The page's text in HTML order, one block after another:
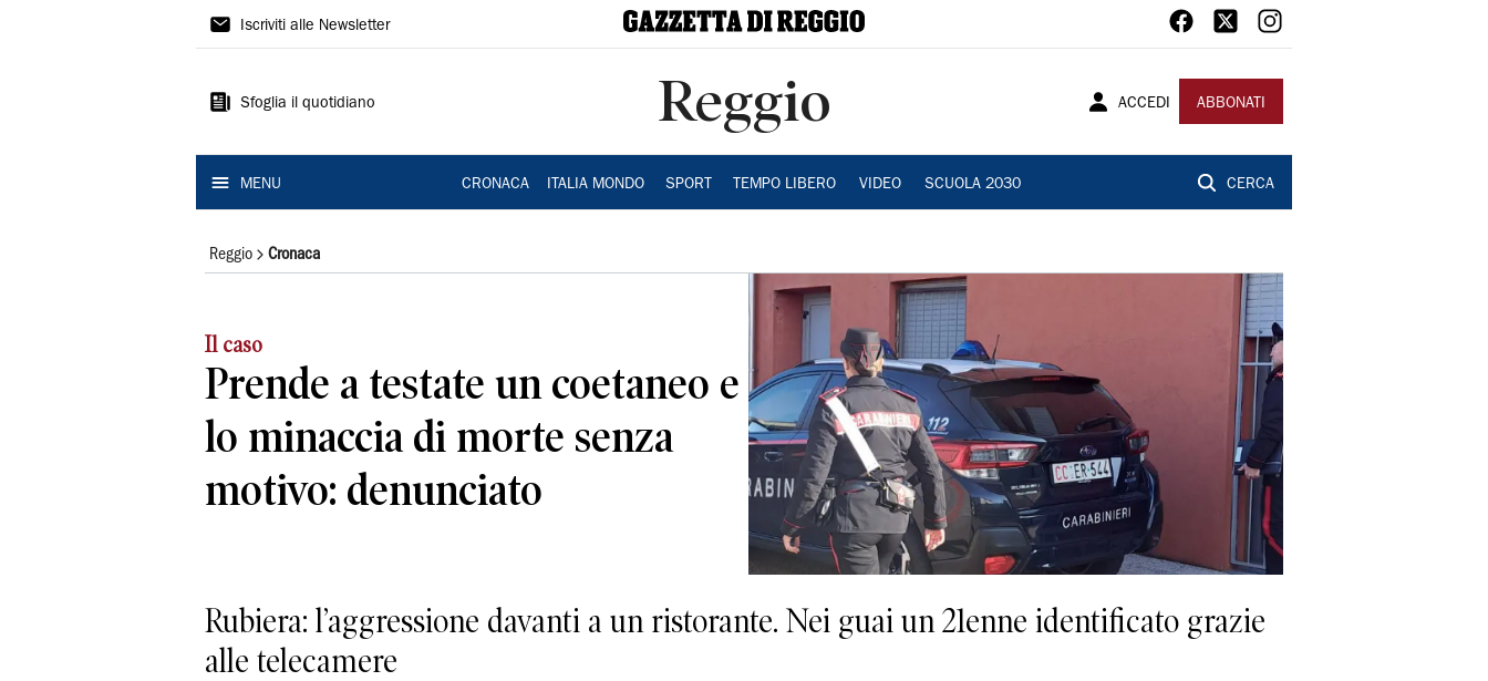
Gazzetta
Reggio
Iscriviti alle Newsletter
Sfoglia il quotidiano Reggio ACCEDI ABBONATI
MENU CRONACA ITALIA MONDO SPORT TEMPO LIBERO VIDEO SCUOLA 2030 CERCA
Reggio Cronaca
Il caso
Prende a testate un coetaneo e
lo minaccia di morte senza
motivo: denunciato
Rubiera: l’aggressione davanti a un ristorante. Nei guai un 21enne identificato grazie
alle telecamere